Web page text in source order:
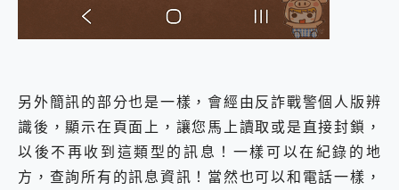
另外簡訊的部分也是一樣，會經由反詐戰警個人版辨
識後，顯示在頁面上，讓您馬上讀取或是直接封鎖，
以後不再收到這類型的訊息！一樣可以在紀錄的地
方，查詢所有的訊息資訊！當然也可以和電話一樣，